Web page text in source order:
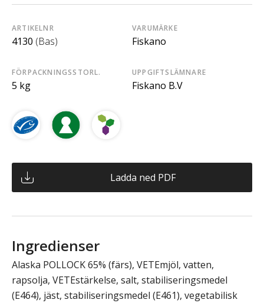
ARTIKELNR
4130 (Bas)
VARUMÄRKE
Fiskano
FÖRPACKNINGSSTORL.
5 kg
UPPGIFTSLÄMNARE
Fiskano B.V
Ladda ned PDF
Ingredienser
Alaska POLLOCK 65% (färs), VETEmjöl, vatten,
rapsolja, VETEstärkelse, salt, stabiliseringsmedel
(E464), jäst, stabiliseringsmedel (E461), vegetabilisk